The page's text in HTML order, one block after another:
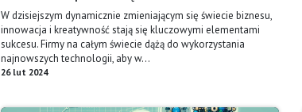
W dzisiejszym dynamicznie zmieniającym się świecie biznesu,
innowacja i kreatywność stają się kluczowymi elementami
sukcesu. Firmy na całym świecie dążą do wykorzystania
najnowszych technologii, aby w...
26 lut 2024